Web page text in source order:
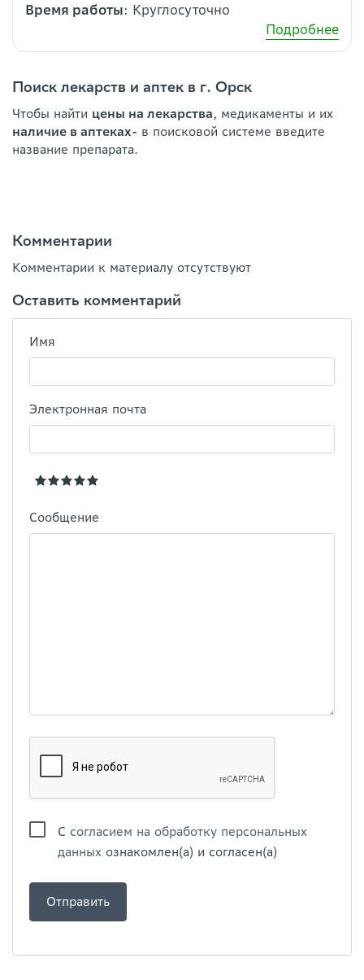
Время работы: Круглосуточно
Подробнее
Поиск лекарств и аптек в г. Орск
Чтобы найти цены на лекарства, медикаменты и их
наличие в аптеках- в поисковой системе введите
название препарата.
Комментарии
Комментарии к материалу отсутствуют
Оставить комментарий
Имя
Электронная почта
Сообщение
С согласием на обработку персональных
данных ознакомлен(а) и согласен(а)